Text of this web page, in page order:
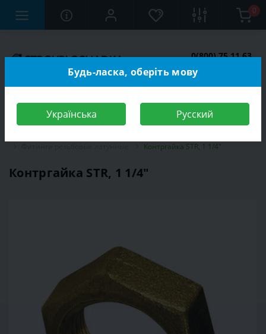
0
0(800) 75 11 63
Контргайка STR, 1 1/4″
Контргайка STR, 1 1/4″
Будь-ласка, оберіть мову
Українська Русский